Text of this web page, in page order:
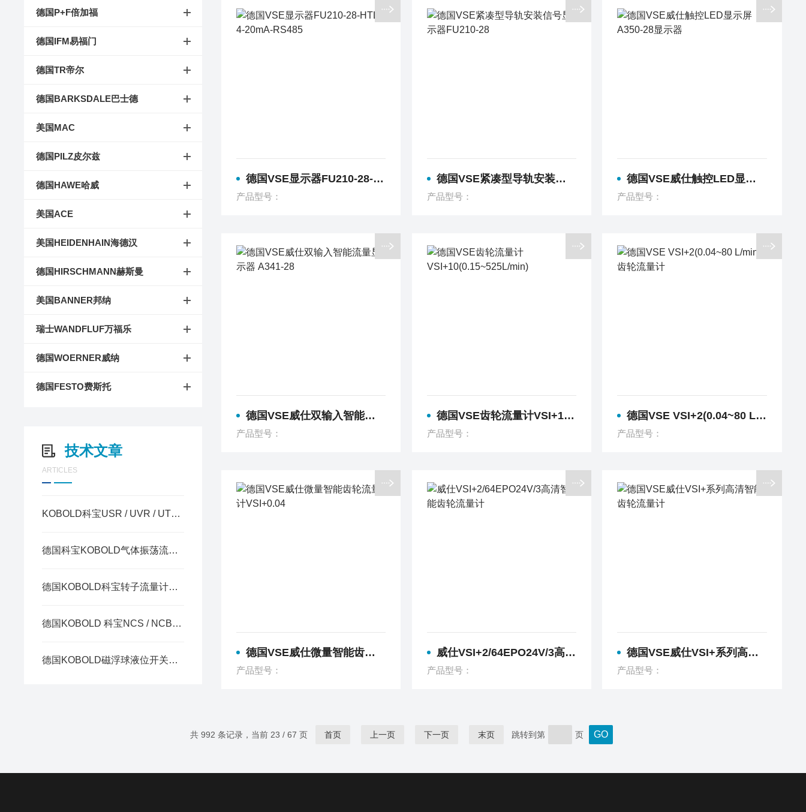
德国P+F倍加福
德国IFM易福门
德国TR帝尔
德国BARKSDALE巴士德
美国MAC
德国PILZ皮尔兹
德国HAWE哈威
美国ACE
美国HEIDENHAIN海德汉
德国HIRSCHMANN赫斯曼
美国BANNER邦纳
瑞士WANDFLUF万福乐
德国WOERNER威纳
德国FESTO费斯托
技术文章
ARTICLES
KOBOLD科宝USR / UVR / UTR / VKG四款玻璃管变面积流量计的区别
德国科宝KOBOLD气体振荡流量计DOG-4与DOG-6核心区别
德国KOBOLD科宝转子流量计BGM系列电气介绍
德国KOBOLD 科宝NCS / NCB / NAB三系列液位开关区别
德国KOBOLD磁浮球液位开关M三大子系列的特性对比
德国VSE显示器FU210-28-HTL-4-20mA-RS485
产品型号：
德国VSE紧凑型导轨安装信号显示器FU210-28
产品型号：
德国VSE威仕触控LED显示屏A350-28显示器
产品型号：
德国VSE威仕双输入智能流量显示器 A341-28
产品型号：
德国VSE齿轮流量计VSI+10(0.15~525L/min)
产品型号：
德国VSE VSI+2(0.04~80 L/min)齿轮流量计
产品型号：
德国VSE威仕微量智能齿轮流量计VSI+0.04
产品型号：
威仕VSI+2/64EPO24V/3高清智能齿轮流量计
产品型号：
德国VSE威仕VSI+系列高清智能齿轮流量计
产品型号：
共 992 条记录，当前 23 / 67 页 首页 上一页 下一页 末页 跳转到第 页